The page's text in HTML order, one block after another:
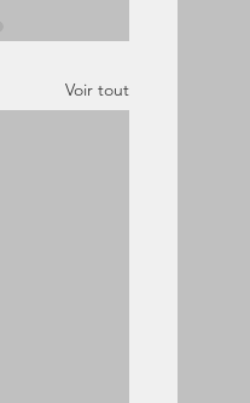
Voir tout